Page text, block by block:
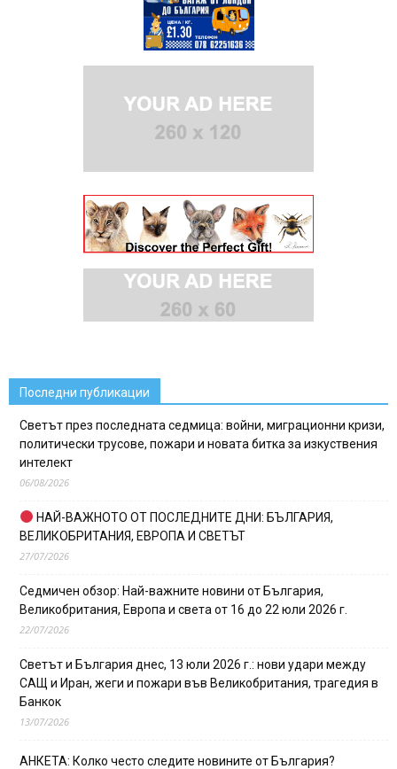
Последни публикации
Светът през последната седмица: войни, миграционни кризи,
политически трусове, пожари и новата битка за изкуствения
интелект
06/08/2026
НАЙ-ВАЖНОТО ОТ ПОСЛЕДНИТЕ ДНИ: БЪЛГАРИЯ,
ВЕЛИКОБРИТАНИЯ, ЕВРОПА И СВЕТЪТ
27/07/2026
Седмичен обзор: Най-важните новини от България,
Великобритания, Европа и света от 16 до 22 юли 2026 г.
22/07/2026
Светът и България днес, 13 юли 2026 г.: нови удари между
САЩ и Иран, жеги и пожари във Великобритания, трагедия в
Банкок
13/07/2026
АНКЕТА: Колко често следите новините от България?